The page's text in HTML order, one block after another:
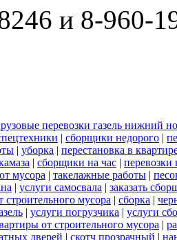
и 8-960-
перевозки газель нижний
| сборщики недорого |
| уборка | перестановка в
| сборщики на час | перевозки
мусора | такелажные работы |
| услуги самосвала | заказать
строительного мусора | сборка |
| услуги погрузчика | услуги
от строительного мусора |
дверей | скотч прозрачный |